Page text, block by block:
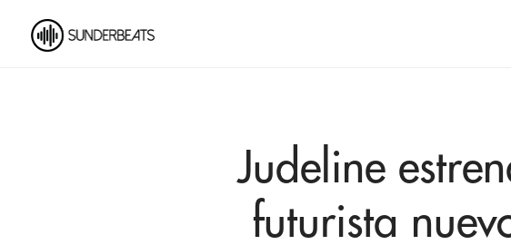
Judeline
futurista